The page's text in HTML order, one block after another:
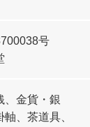
号
、金貨・銀
、茶道具、